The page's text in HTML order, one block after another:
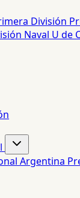
División
Naval U de
Argentina